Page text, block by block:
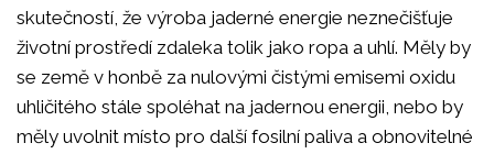
skutečností, že výroba jaderné energie neznečišťuje
životní prostředí zdaleka tolik jako ropa a uhlí. Měly by
se země v honbě za nulovými čistými emisemi oxidu
uhličitého stále spoléhat na jadernou energii, nebo by
měly uvolnit místo pro další fosilní paliva a obnovitelné